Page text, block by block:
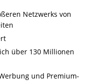
Netzwerks von
über 130 Millionen
und Premium-